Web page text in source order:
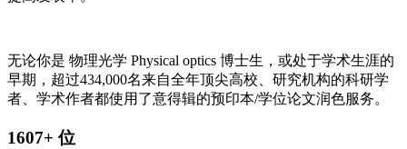
无论你是 物理光学 Physical optics 博士生，或处于学术生涯的
早期，超过434,000名来自全年顶尖高校、研究机构的科研学
者、学术作者都使用了意得辑的预印本/学位论文润色服务。
1607+ 位